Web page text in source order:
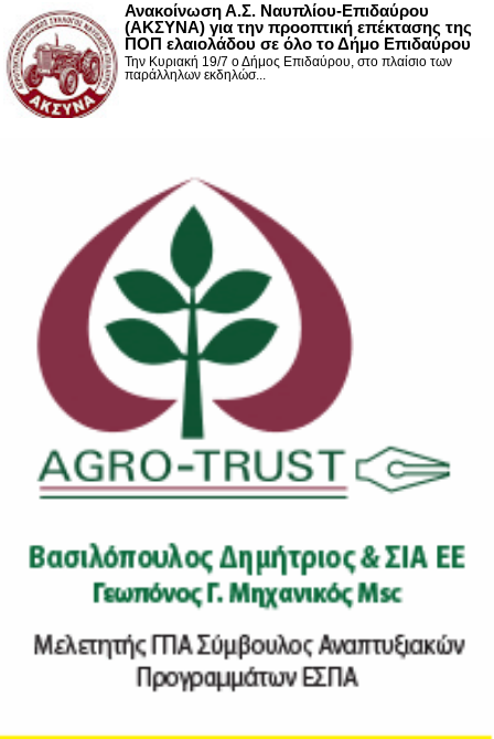
Ανακοίνωση Α.Σ. Ναυπλίου-Επιδαύρου
(ΑΚΣΥΝΑ) για την προοπτική επέκτασης της
ΠΟΠ ελαιολάδου σε όλο το Δήμο Επιδαύρου
Την Κυριακή 19/7 ο Δήμος Επιδαύρου, στο πλαίσιο των
παράλληλων εκδηλώσ...